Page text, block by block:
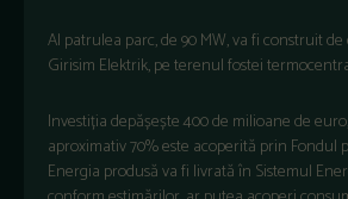
Al patrulea parc, de 90 MW, va fi construit
Girisim Elektrik, pe terenul fostei
Investiția depășește 400 de milioane de
aproximativ 70% este acoperită prin Fondul
Energia produsă va fi livrată în Sistemul